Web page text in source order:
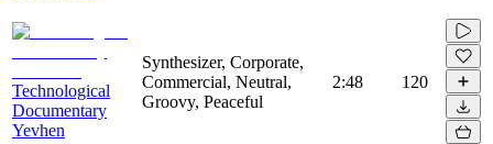
Technological
Documentary
Yevhen
Synthesizer, Corporate,
Commercial, Neutral,
Groovy, Peaceful
2:48 120